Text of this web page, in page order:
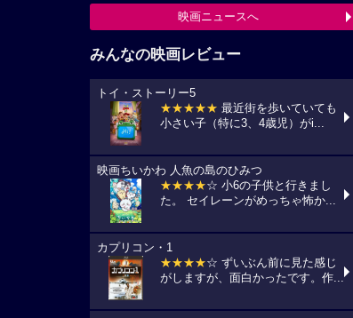
映画ニュースへ
みんなの映画レビュー
トイ・ストーリー5
★★★★★ 最近街を歩いていても
小さい子（特に3、4歳児）がi...
映画ちいかわ 人魚の島のひみつ
★★★★☆ 小6の子供と行きまし
た。 セイレーンがめっちゃ怖か...
カプリコン・1
★★★★☆ ずいぶん前に見た感じ
がしますが、面白かったです。作...